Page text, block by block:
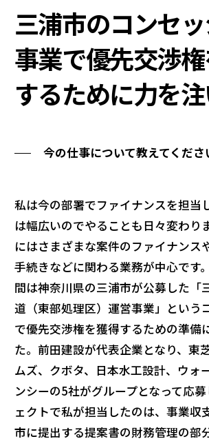
三浦市のコンセ
事業で優先交渉
するために力を注
今の仕事について教えてくださ
私は今の部署でファイナンスを担当
は幅広いのでやることも日々変わり
にはさまざまな案件のファイナンス
手続きなどに関わる業務が中心です
間は神奈川県の三浦市が公募した「
道（東部処理区）運営事業」という
で優先交渉権を獲得するための準備
た。前田建設が代表企業となり、東
ムズ、クボタ、日本水工設計、ウォ
ンシーの5社がグループとなって応
ェクトで私が担当したのは、事業収
市に提出する提案書の財務管理の部